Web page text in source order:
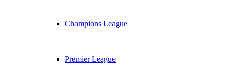
Champions League
Premier League